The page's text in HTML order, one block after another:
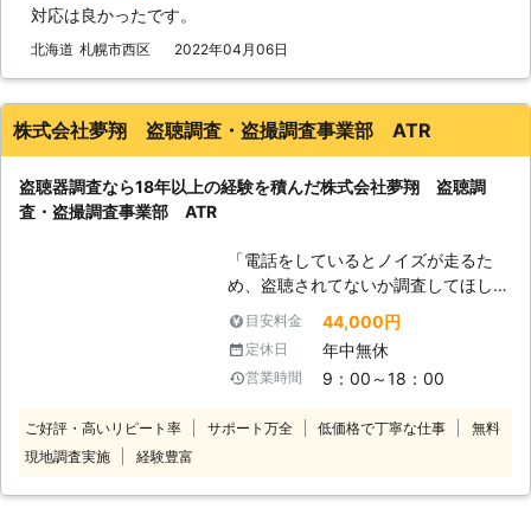
考えられます。もし、心当たりがある
について】 盗聴器には様々なタイプ
のものがあり、性能もそれぞれ違いま
いため、誰でも取り付けることが出来
裏、照明などが挙げられます。また、
思いもよらない場所に取り付けられて
いることもあります。例えばぬいぐる
みは取り付ける場所が無いように思え
ますが、ぬいぐるみの中に盗聴器を設
置されるケースも報告されています。
【お任せください】 弊社では、豊富
な知識と技術を持つスタッフが盗聴器
盗聴器でも短時間で特定することが可
対応は良かったです。
北海道 札幌市西区 2022年04月06日
株式会社夢翔 盗聴調査・盗撮調査事業部 ATR
盗聴器調査なら18年以上の経験を積んだ株式会社夢翔 盗聴調
査・盗撮調査事業部 ATR
「電話をしているとノイズが走るた
め、盗聴されてないか調査してほし
い」 「盗聴器調査をお願いしたい
が、費用面に不安がある」 「近隣に
盗聴器調査をおこなっていると分から
ないようにしてほしい」 このような
へ。 当店は盗聴・盗撮で困ってお
目安料金 44,000円
定休日 年中無休
営業時間 9：00～18：00
ご好評・高いリピート率 サポート万全 低価格で丁寧な仕事
無料
現地調査実施
経験豊富